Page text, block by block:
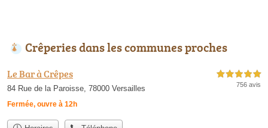
Crêperies dans les communes proches
Le Bar à Crêpes
84 Rue de la Paroisse, 78000 Versailles
Fermée, ouvre à 12h
5,0 étoiles sur 5
756 avis